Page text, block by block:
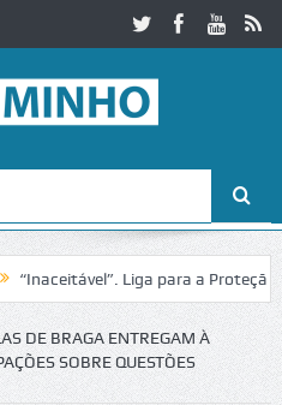
Liga para a Proteção da
DE BRAGA ENTREGAM À
SOBRE QUESTÕES